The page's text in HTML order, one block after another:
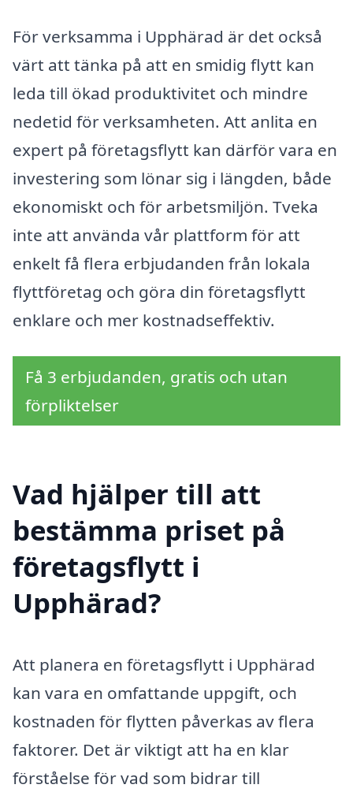
För verksamma i Upphärad är det också
värt att tänka på att en smidig flytt kan
leda till ökad produktivitet och mindre
nedetid för verksamheten. Att anlita en
expert på företagsflytt kan därför vara en
investering som lönar sig i längden, både
ekonomiskt och för arbetsmiljön. Tveka
inte att använda vår plattform för att
enkelt få flera erbjudanden från lokala
flyttföretag och göra din företagsflytt
enklare och mer kostnadseffektiv.
Få 3 erbjudanden, gratis och utan
förpliktelser
Vad hjälper till att
bestämma priset på
företagsflytt i
Upphärad?
Att planera en företagsflytt i Upphärad
kan vara en omfattande uppgift, och
kostnaden för flytten påverkas av flera
faktorer. Det är viktigt att ha en klar
förståelse för vad som bidrar till